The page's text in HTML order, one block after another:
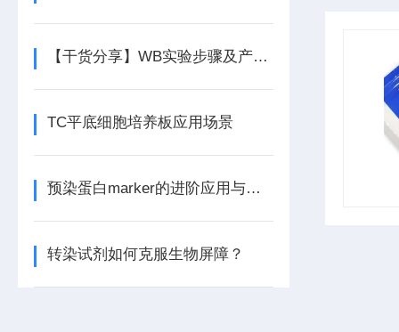
【干货分享】WB实验步骤及产品的选择
TC平底细胞培养板应用场景
预染蛋白marker的进阶应用与优势
转染试剂如何克服生物屏障？